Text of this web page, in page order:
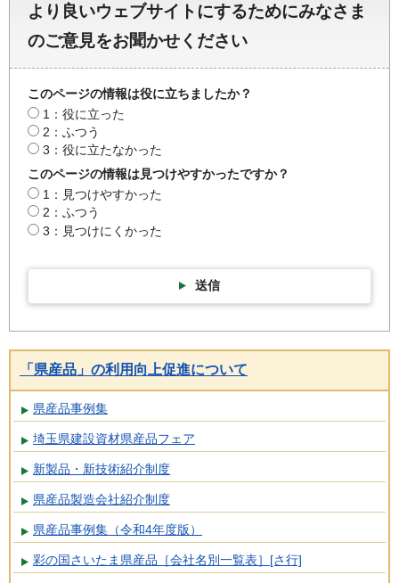
より良いウェブサイトにするためにみなさま
のご意見をお聞かせください
このページの情報は役に立ちましたか？
1：役に立った
2：ふつう
3：役に立たなかった
このページの情報は見つけやすかったですか？
1：見つけやすかった
2：ふつう
3：見つけにくかった
送信
「県産品」の利用向上促進について
県産品事例集
埼玉県建設資材県産品フェア
新製品・新技術紹介制度
県産品製造会社紹介制度
県産品事例集（令和4年度版）
彩の国さいたま県産品［会社名別一覧表］[さ行]